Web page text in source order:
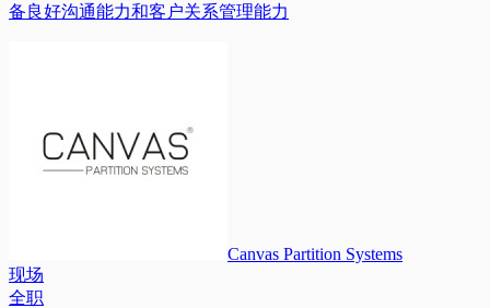
备良好沟通能力和客户关系管理能力
Canvas Partition Systems
现场
全职